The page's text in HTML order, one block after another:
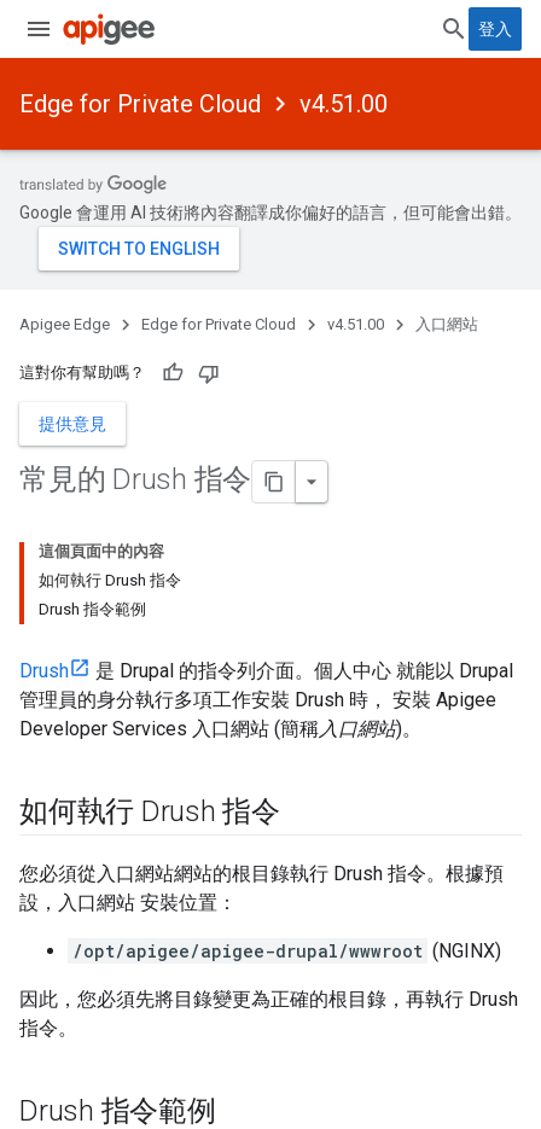
登入
Edge for Private Cloud v4.51.00
Google 會運用 AI 技術將內容翻譯成你偏好的語言，但可能會出錯。
Apigee Edge Edge for Private Cloud v4.51.00 入口網站
這對你有幫助嗎？
提供意見
常見的 Drush 指令
這個頁面中的內容
如何執行 Drush 指令
Drush 指令範例
Drush
是 Drupal 的指令列介面。個人中心 就能以 Drupal
管理員的身分執行多項工作安裝 Drush 時， 安裝 Apigee
Developer Services 入口網站 (簡稱入口網站)。
如何執行 Drush 指令
您必須從入口網站網站的根目錄執行 Drush 指令。根據預
設，入口網站 安裝位置：
/opt/apigee/apigee-drupal/wwwroot (NGINX)
因此，您必須先將目錄變更為正確的根目錄，再執行 Drush
指令。
Drush 指令範例